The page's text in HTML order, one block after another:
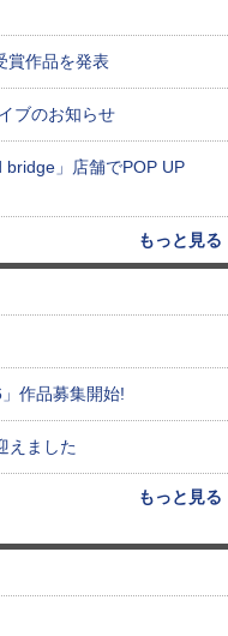
賞作品を発表
ブのお知らせ
」店舗でPOP UP
もっと見る
作品募集開始!
えました
もっと見る